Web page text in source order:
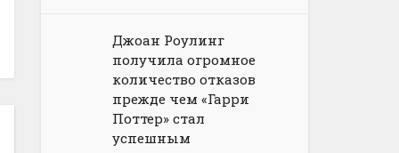
Джоан Роулинг
получила огромное
количество отказов
прежде чем «Гарри
Поттер» стал
успешным